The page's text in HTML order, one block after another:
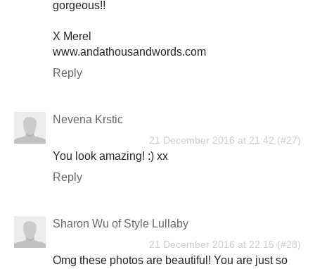
gorgeous!!
X Merel
www.andathousandwords.com
Reply
Nevena Krstic
21 December 2016 at 21:42
You look amazing! :) xx
Reply
Sharon Wu of Style Lullaby
21 December 2016 at 22:15
Omg these photos are beautiful! You are just so